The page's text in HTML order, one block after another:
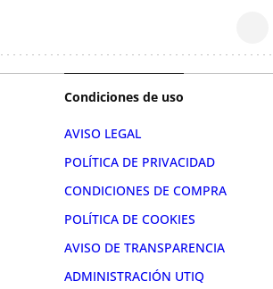
Condiciones de uso
AVISO LEGAL
POLÍTICA DE PRIVACIDAD
CONDICIONES DE COMPRA
POLÍTICA DE COOKIES
AVISO DE TRANSPARENCIA
ADMINISTRACIÓN UTIQ